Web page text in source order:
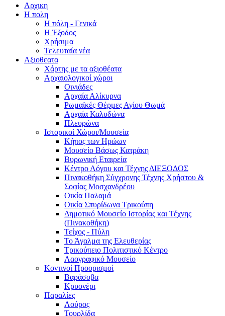
Αρχικη
Η πολη
Η πόλη - Γενικά
Η Έξοδος
Χρήσιμα
Τελευταία νέα
Αξιοθεατα
Χάρτης με τα αξιοθέατα
Αρχαιολογικοί χώροι
Οινιάδες
Αρχαία Αλίκυρνα
Ρωμαϊκές Θέρμες Αγίου Θωμά
Αρχαία Καλυδώνα
Πλευρώνα
Ιστορικοί Χώροι/Μουσεία
Κήπος των Ηρώων
Μουσείο Βάσως Κατράκη
Βυρωνική Εταιρεία
Κέντρο Λόγου και Τέχνης ΔΙΕΞΟΔΟΣ
Πινακοθήκη Σύγχρονης Τέχνης Χρήστου &
Σοφίας Μοσχανδρέου
Οικία Παλαμά
Οικία Σπυρίδωνα Τρικούπη
Δημοτικό Μουσείο Ιστορίας και Τέχνης
(Πινακοθήκη)
Τείχος - Πύλη
Το Άγαλμα της Ελευθερίας
Τρικούπειο Πολιτιστικό Κέντρο
Λαογραφικό Μουσείο
Κοντινοί Προορισμοί
Βαράσοβα
Κρυονέρι
Παραλίες
Λούρος
Τουρλίδα